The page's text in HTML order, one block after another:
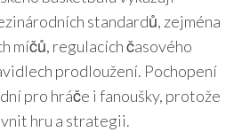
standardů, zejména
míčů, regulacích časového
prodloužení. Pochopení
pro hráče i fanoušky, protože
hru a strategii.